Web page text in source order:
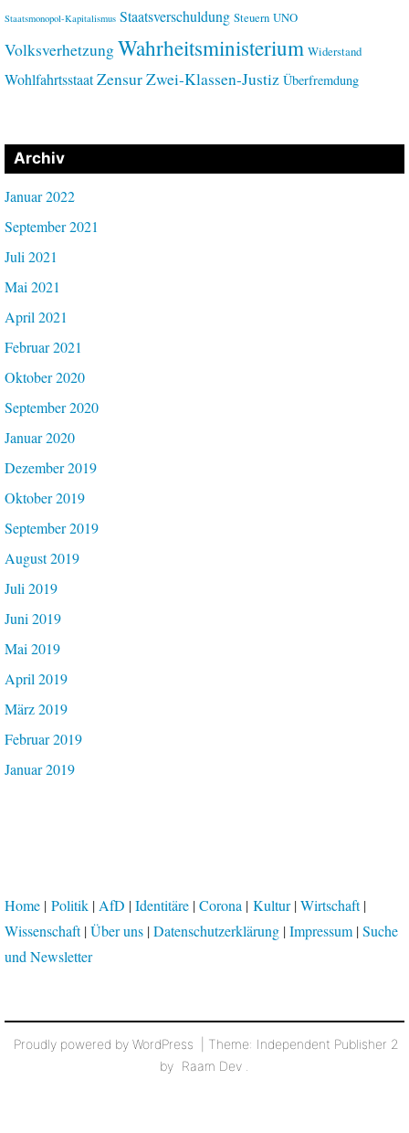
Staatsmonopol-Kapitalismus Staatsverschuldung Steuern UNO
VolksverhetzungWahrheitsministerium Widerstand
WohlfahrtsstaatZensurZwei-Klassen-Justiz Überfremdung
Archiv
Januar 2022
September 2021
Juli 2021
Mai 2021
April 2021
Februar 2021
Oktober 2020
September 2020
Januar 2020
Dezember 2019
Oktober 2019
September 2019
August 2019
Juli 2019
Juni 2019
Mai 2019
April 2019
März 2019
Februar 2019
Januar 2019
Home |Politik |AfD |Identitäre |Corona |Kultur|Wirtschaft|
Wissenschaft|Über uns |Datenschutzerklärung |Impressum|Suche
und Newsletter
Proudly powered by WordPress
Theme: Independent Publisher 2
by Raam Dev .